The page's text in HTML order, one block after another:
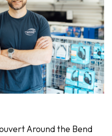
Around the Bend